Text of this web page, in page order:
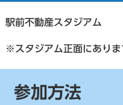
駅前不動産スタジアム
※スタジアム正面にありま
参加方法